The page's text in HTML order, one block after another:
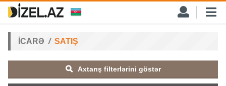
İCARƏ SATIŞ
Axtarış filterlərini göstər